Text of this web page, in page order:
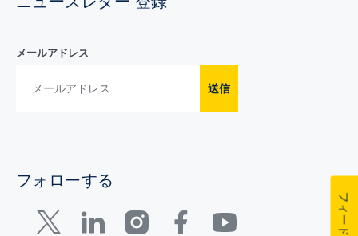
メールアドレス
送信
フォローする